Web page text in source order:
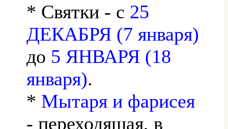
* Святки - с 25
ДЕКАБРЯ (7 января)
до 5 ЯНВАРЯ (18
января).
* Мытаря и фарисея
- переходящая, в